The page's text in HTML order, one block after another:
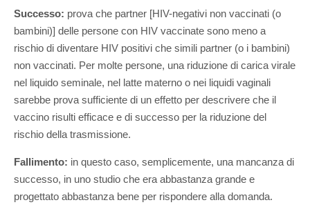
Successo: prova che partner [HIV-negativi non vaccinati (o
bambini)] delle persone con HIV vaccinate sono meno a
rischio di diventare HIV positivi che simili partner (o i bambini)
non vaccinati. Per molte persone, una riduzione di carica virale
nel liquido seminale, nel latte materno o nei liquidi vaginali
sarebbe prova sufficiente di un effetto per descrivere che il
vaccino risulti efficace e di successo per la riduzione del
rischio della trasmissione.
Fallimento: in questo caso, semplicemente, una mancanza di
successo, in uno studio che era abbastanza grande e
progettato abbastanza bene per rispondere alla domanda.